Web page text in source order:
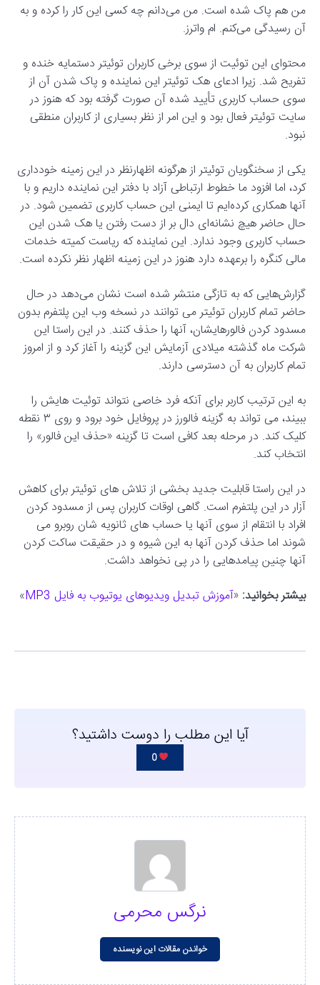
من هم پاک شده است. من می‌دانم چه کسی این کار را کرده و به
آن رسیدگی می‌کنم. ام واترز.
محتوای این توئیت از سوی برخی کاربران توئیتر دستمایه خنده و
تفریح شد. زیرا ادعای هک توئیتر این نماینده و پاک شدن آن از
سوی حساب کاربری تأیید شده آن صورت گرفته بود که هنوز در
سایت توئیتر فعال بود و این امر از نظر بسیاری از کاربران منطقی
نبود.
یکی از سخنگویان توئیتر از هرگونه اظهارنظر در این زمینه خودداری
کرد، اما افزود ما خطوط ارتباطی آزاد با دفتر این نماینده داریم و با
آنها همکاری کرده‌ایم تا ایمنی این حساب کاربری تضمین شود. در
حال حاضر هیچ نشانه‌ای دال بر از دست رفتن یا هک شدن این
حساب کاربری وجود ندارد. این نماینده که ریاست کمیته خدمات
مالی کنگره را برعهده دارد هنوز در این زمینه اظهار نظر نکرده است.
گزارش‌هایی که به تازگی منتشر شده است نشان می‌دهد در حال
حاضر تمام کاربران توئیتر می توانند در نسخه وب این پلتفرم بدون
مسدود کردن فالورهایشان، آنها را حذف کنند. در این راستا این
شرکت ماه گذشته میلادی آزمایش این گزینه را آغاز کرد و از امروز
تمام کاربران به آن دسترسی دارند.
به این ترتیب کاربر برای آنکه فرد خاصی نتواند توئیت هایش را
ببیند، می تواند به گزینه فالورز در پروفایل خود برود و روی ۳ نقطه
کلیک کند. در مرحله بعد کافی است تا گزینه «حذف این فالور» را
انتخاب کند.
در این راستا قابلیت جدید بخشی از تلاش های توئیتر برای کاهش
آزار در این پلتفرم است. گاهی اوقات کاربران پس از مسدود کردن
افراد با انتقام از سوی آنها یا حساب های ثانویه شان روبرو می
شوند اما حذف کردن آنها به این شیوه و در حقیقت ساکت کردن
آنها چنین پیامدهایی را در پی نخواهد داشت.
بیشتر بخوانید: «آموزش تبدیل ویدیوهای یوتیوب به فایل MP3 »
آیا این مطلب را دوست داشتید؟
0
نرگس محرمی
خواندن مقالات این نویسنده